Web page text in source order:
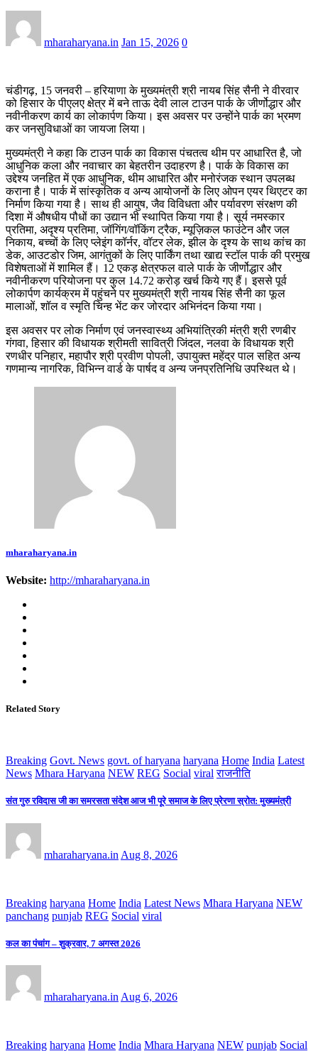
mharaharyana.in Jan 15, 2026 0
चंडीगढ़, 15 जनवरी – हरियाणा के मुख्यमंत्री श्री नायब सिंह सैनी ने वीरवार
को हिसार के पीएलए क्षेत्र में बने ताऊ देवी लाल टाउन पार्क के जीर्णोद्धार और
नवीनीकरण कार्य का लोकार्पण किया। इस अवसर पर उन्होंने पार्क का भ्रमण
कर जनसुविधाओं का जायजा लिया।
मुख्यमंत्री ने कहा कि टाउन पार्क का विकास पंचतत्व थीम पर आधारित है, जो
आधुनिक कला और नवाचार का बेहतरीन उदाहरण है। पार्क के विकास का
उद्देश्य जनहित में एक आधुनिक, थीम आधारित और मनोरंजक स्थान उपलब्ध
कराना है। पार्क में सांस्कृतिक व अन्य आयोजनों के लिए ओपन एयर थिएटर का
निर्माण किया गया है। साथ ही आयुष, जैव विविधता और पर्यावरण संरक्षण की
दिशा में औषधीय पौधों का उद्यान भी स्थापित किया गया है। सूर्य नमस्कार
प्रतिमा, अदृश्य प्रतिमा, जॉगिंग/वॉकिंग ट्रैक, म्यूज़िकल फाउंटेन और जल
निकाय, बच्चों के लिए प्लेइंग कॉर्नर, वॉटर लेक, झील के दृश्य के साथ कांच का
डेक, आउटडोर जिम, आगंतुकों के लिए पार्किंग तथा खाद्य स्टॉल पार्क की प्रमुख
विशेषताओं में शामिल हैं। 12 एकड़ क्षेत्रफल वाले पार्क के जीर्णोद्धार और
नवीनीकरण परियोजना पर कुल 14.72 करोड़ खर्च किये गए हैं। इससे पूर्व
लोकार्पण कार्यक्रम में पहुंचने पर मुख्यमंत्री श्री नायब सिंह सैनी का फूल
मालाओं, शॉल व स्मृति चिन्ह भेंट कर जोरदार अभिनंदन किया गया।
इस अवसर पर लोक निर्माण एवं जनस्वास्थ्य अभियांत्रिकी मंत्री श्री रणबीर
गंगवा, हिसार की विधायक श्रीमती सावित्री जिंदल, नलवा के विधायक श्री
रणधीर पनिहार, महापौर श्री प्रवीण पोपली, उपायुक्त महेंद्र पाल सहित अन्य
गणमान्य नागरिक, विभिन्न वार्ड के पार्षद व अन्य जनप्रतिनिधि उपस्थित थे।
mharaharyana.in
Website: http://mharaharyana.in
Related Story
Breaking Govt. News govt. of haryana haryana Home India Latest
News Mhara Haryana NEW REG Social viral राजनीति
संत गुरु रविदास जी का समरसता संदेश आज भी पूरे समाज के लिए प्रेरणा स्रोत: मुख्यमंत्री
mharaharyana.in Aug 8, 2026
Breaking haryana Home India Latest News Mhara Haryana NEW
panchang punjab REG Social viral
कल का पंचांग – शुक्रवार, 7 अगस्त 2026
mharaharyana.in Aug 6, 2026
Breaking haryana Home India Mhara Haryana NEW punjab Social